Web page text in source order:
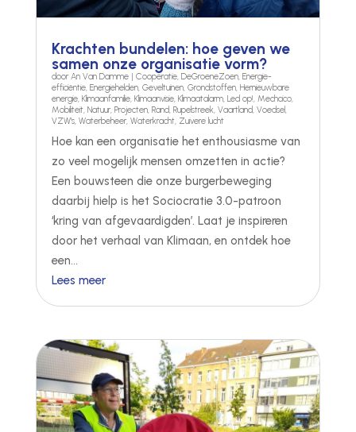
Krachten bundelen: hoe geven we
samen onze organisatie vorm?
door An Van Damme| Cooperatie, DeGroeneZoen, Energie-
efficiëntie, Energiehelden, Geveltuinen, Grondstoffen, Hernieuwbare
energie, Klimaanfamilie, Klimaanvisie, Klimaatalarm, Led op!, Mechcico,
Mobiliteit, Natuur, Projecten, Rand, Rupelstreek, Vaartland, Voedsel,
VZW's, Waterbeheer, Waterkracht, Zuivere lucht
Hoe kan een organisatie het enthousiasme van
zo veel mogelijk mensen omzetten in actie?
Een bouwsteen die onze burgerbeweging
daarbij hielp is het Sociocratie 3.0-patroon
‘kring van afgevaardigden’. Laat je inspireren
door het verhaal van Klimaan, en ontdek hoe
een...
Lees meer